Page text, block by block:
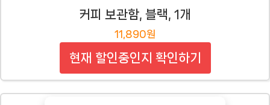
커피 보관함, 블랙, 1개
11,890원
현재 할인중인지 확인하기